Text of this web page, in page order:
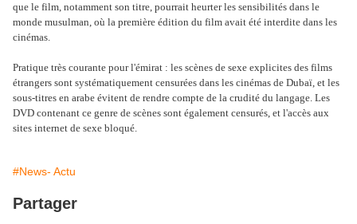
que le film, notamment son titre, pourrait heurter les sensibilités dans le
monde musulman, où la première édition du film avait été interdite dans les
cinémas.
Pratique très courante pour l'émirat : les scènes de sexe explicites des films
étrangers sont systématiquement censurées dans les cinémas de Dubaï, et les
sous-titres en arabe évitent de rendre compte de la crudité du langage. Les
DVD contenant ce genre de scènes sont également censurés, et l'accès aux
sites internet de sexe bloqué.
#News- Actu
Partager